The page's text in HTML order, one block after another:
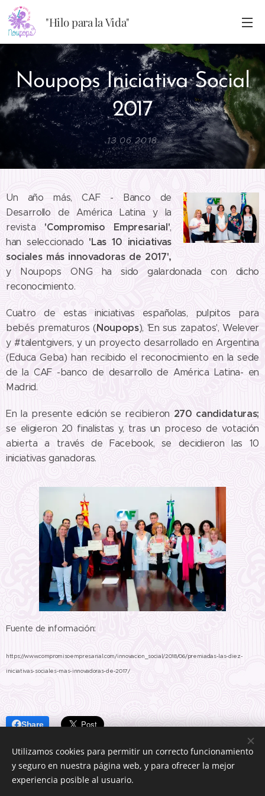
"Hilo para la Vida"
Noupops Iniciativa Social
2017
13.06.2018
Un año más, CAF - Banco de
Desarrollo de América Latina y la
revista 'Compromiso Empresarial',
han seleccionado 'Las 10 iniciativas
sociales más innovadoras de 2017',
y Noupops ONG ha sido galardonada con dicho
reconocimiento.
Cuatro de estas iniciativas españolas, pulpitos para
bebés prematuros (Noupops), 'En sus zapatos', Welever
y #talentgivers, y un proyecto desarrollado en Argentina
(Educa Geba) han recibido el reconocimiento en la sede
de la CAF -banco de desarrollo de América Latina- en
Madrid.
En la presente edición se recibieron 270 candidaturas;
se eligieron 20 finalistas y, tras un proceso de votación
abierta a través de Facebook, se decidieron las 10
iniciativas ganadoras.
Fuente de información:
https://www.compromisoempresarial.com/innovacion_social/2018/06/premiadas-las-diez-
iniciativas-sociales-mas-innovadoras-de-2017/
Share
Utilizamos cookies para permitir un correcto funcionamiento
y seguro en nuestra página web, y para ofrecer la mejor
experiencia posible al usuario.